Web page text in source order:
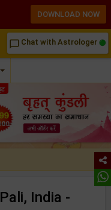
chat_bubble_outline Chat with Astrologer
India -
DOWNLOAD NOW